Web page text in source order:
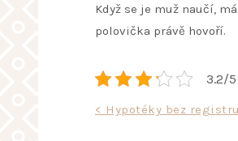
Když se je muž naučí,
polovička právě hovoří.
3.2/
Navigace
< Hypotéky bez